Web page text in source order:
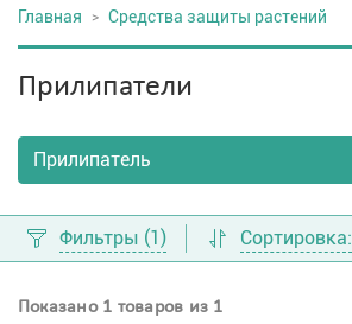
Главная Средства защиты растений
Прилипатели
Фильтры (1) Сортировка:
Показано 1 товаров из 1